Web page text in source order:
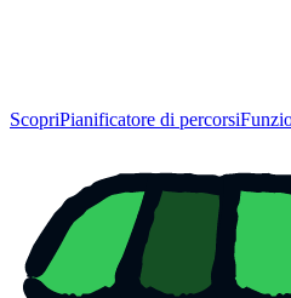
ScopriPianificatore di percorsi